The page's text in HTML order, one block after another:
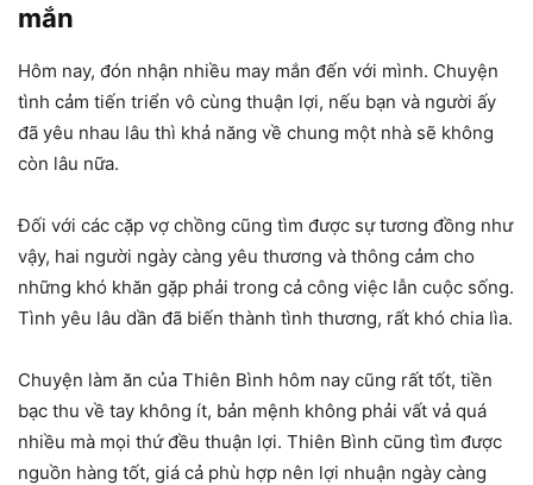
mắn
Hôm nay, đón nhận nhiều may mắn đến với mình. Chuyện
tình cảm tiến triển vô cùng thuận lợi, nếu bạn và người ấy
đã yêu nhau lâu thì khả năng về chung một nhà sẽ không
còn lâu nữa.
Đối với các cặp vợ chồng cũng tìm được sự tương đồng như
vậy, hai người ngày càng yêu thương và thông cảm cho
những khó khăn gặp phải trong cả công việc lẫn cuộc sống.
Tình yêu lâu dần đã biến thành tình thương, rất khó chia lìa.
Chuyện làm ăn của Thiên Bình hôm nay cũng rất tốt, tiền
bạc thu về tay không ít, bản mệnh không phải vất vả quá
nhiều mà mọi thứ đều thuận lợi. Thiên Bình cũng tìm được
nguồn hàng tốt, giá cả phù hợp nên lợi nhuận ngày càng